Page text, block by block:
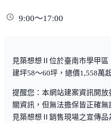
9:00～17:00
見築想想Ⅱ位於臺南市學甲區
建坪58～60坪，總價1,558萬
提醒您：本網站建案資訊開
關資訊，但無法擔保皆正確
見築想想Ⅱ銷售現場之宣傳品